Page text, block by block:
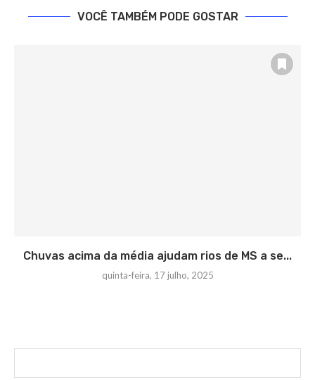
VOCÊ TAMBÉM PODE GOSTAR
Chuvas acima da média ajudam rios de MS a se...
quinta-feira, 17 julho, 2025